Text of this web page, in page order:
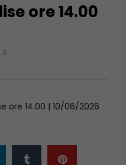
ore 14.00
0
ore 14.00 | 10/06/2026